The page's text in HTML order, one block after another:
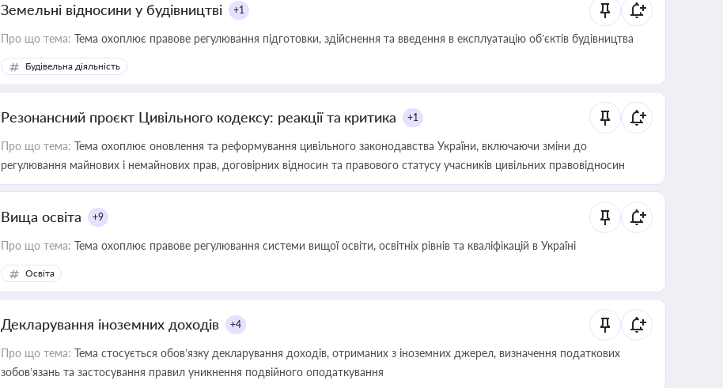
Земельні відносини у будівництві +1
Про що тема: Тема охоплює правове регулювання підготовки, здійснення та введення в експлуатацію об’єктів будівництва
Будівельна діяльність
Резонансний проєкт Цивільного кодексу: реакції та критика +1
Про що тема: Тема охоплює оновлення та реформування цивільного законодавства України, включаючи зміни до
регулювання майнових і немайнових прав, договірних відносин та правового статусу учасників цивільних правовідносин
Вища освіта +9
Про що тема: Тема охоплює правове регулювання системи вищої освіти, освітніх рівнів та кваліфікацій в Україні
Освіта
Декларування іноземних доходів +4
Про що тема: Тема стосується обов’язку декларування доходів, отриманих з іноземних джерел, визначення податкових
зобов’язань та застосування правил уникнення подвійного оподаткування